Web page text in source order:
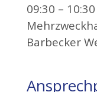
09:30 –
Barbecker